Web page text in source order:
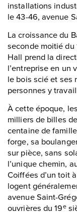
installations
le 43-46, avenue
La croissance du
seconde moitié du
Hall prend la
l’entreprise en un
le bois scié et ses
personnes y
À cette époque,
milliers de billes
centaine de
forge, sa
sur pièce, sans
l’unique chemin,
Coiffées d’un toit
logent
avenue Saint-
ouvrières du 19e